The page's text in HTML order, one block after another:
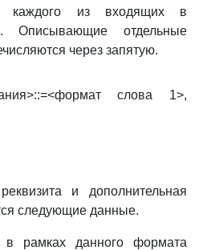
каждого из входящих в
Описывающие отдельные
через запятую.
слова 1>,
и дополнительная
следующие данные.
в рамках данного формата